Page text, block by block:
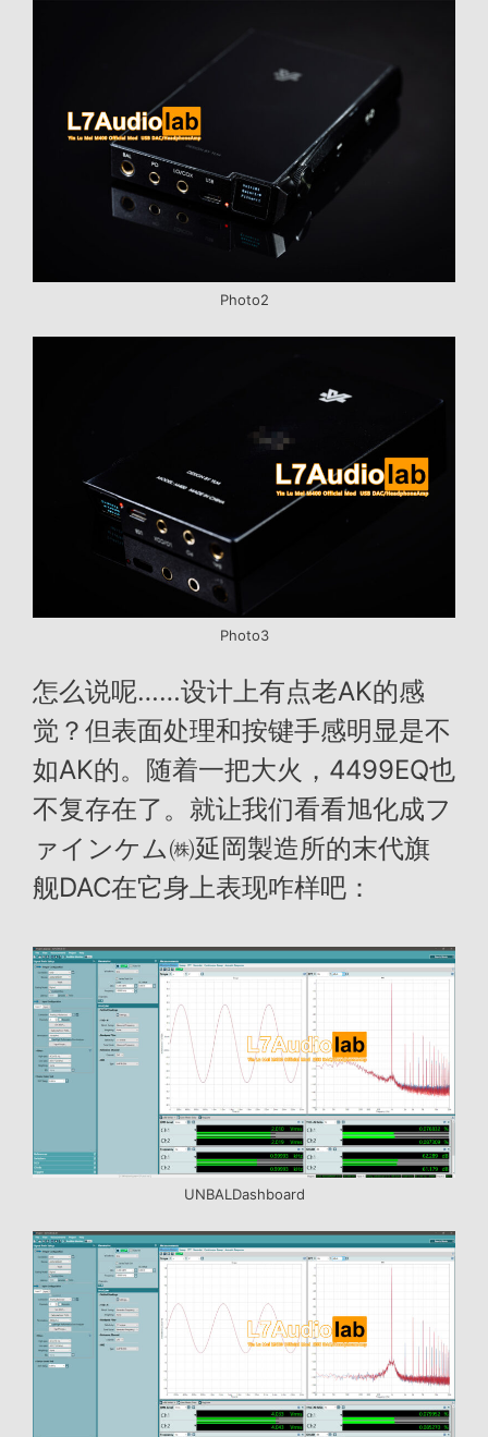
Photo2
Photo3
怎么说呢……设计上有点老AK的感
觉？但表面处理和按键手感明显是不
如AK的。随着一把大火，4499EQ也
不复存在了。就让我们看看旭化成フ
ァインケム㈱延岡製造所的末代旗
舰DAC在它身上表现咋样吧：
UNBALDashboard